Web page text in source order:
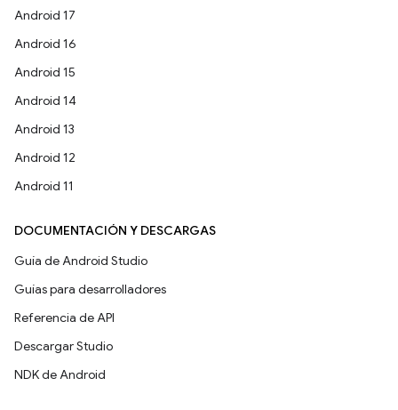
Android 17
Android 16
Android 15
Android 14
Android 13
Android 12
Android 11
DOCUMENTACIÓN Y DESCARGAS
Guía de Android Studio
Guías para desarrolladores
Referencia de API
Descargar Studio
NDK de Android